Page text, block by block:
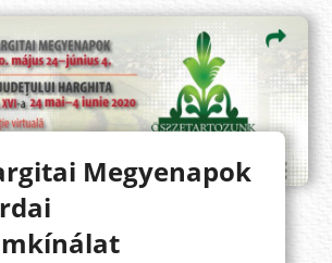
Megyenapok